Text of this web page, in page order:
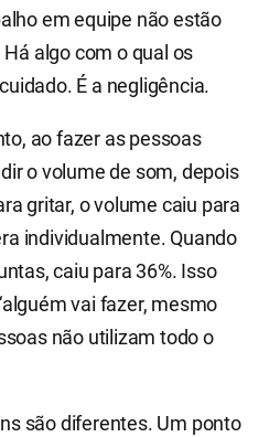
em equipe não estão
algo com o qual os
É a negligência.
ao fazer as pessoas
o volume de som, depois
gritar, o volume caiu para
individualmente. Quando
caiu para 36%. Isso
vai fazer, mesmo
não utilizam todo o
são diferentes. Um ponto